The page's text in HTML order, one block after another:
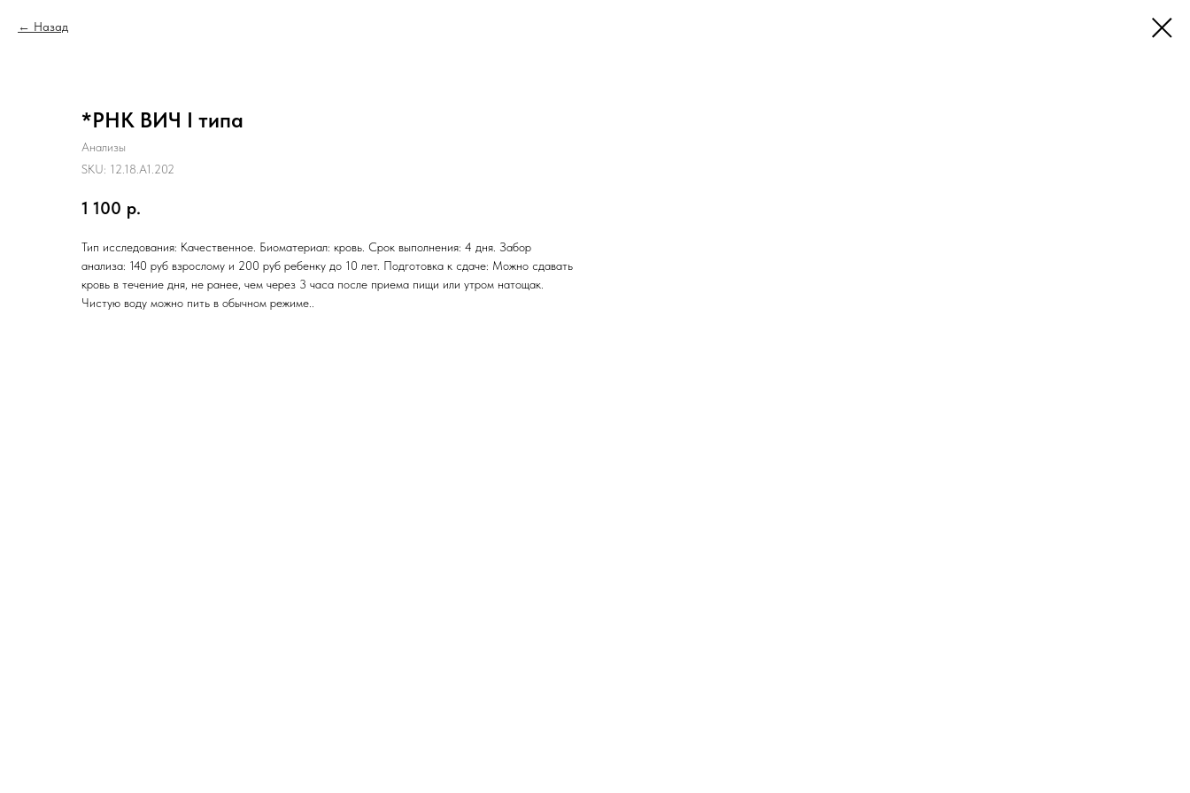
Назад
*РНК ВИЧ I типа
Анализы
SKU: 12.18.A1.202
1 100 р.
Тип исследования: Качественное. Биоматериал: кровь. Срок выполнения: 4 дня. Забор
анализа: 140 руб взрослому и 200 руб ребенку до 10 лет. Подготовка к сдаче: Можно сдавать
кровь в течение дня, не ранее, чем через 3 часа после приема пищи или утром натощак.
Чистую воду можно пить в обычном режиме..